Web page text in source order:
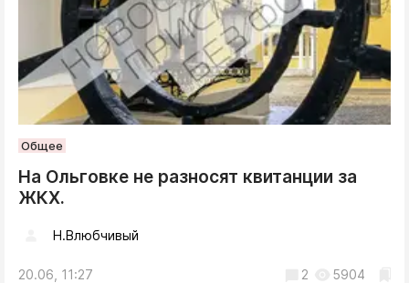
Общее
На Ольговке не разносят квитанции за
ЖКХ.
Н.Влюбчивый
20.06, 11:27 2 5904